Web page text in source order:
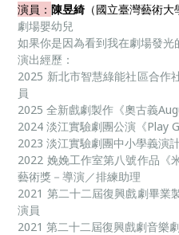
演員：陳昱綺 （國立臺灣藝術
劇場嬰幼兒
如果你是因為看到我在劇場發光
演出經歷：
2025 新北市智慧綠能社區合作
員
2025 全新戲劇製作《奧古義
2024 淡江實驗劇團公演《Play
2023 淡江實驗劇團中小學義演
2022 娩娩工作室第八號作品《
藝術獎－導演／排練助理
2021 第二十二屆復興戲劇畢業
演員
2021 第二十二屆復興戲劇音樂